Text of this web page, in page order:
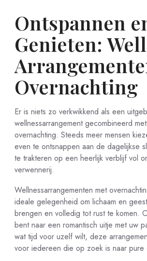
Ontspannen
Genieten:
Overnachting
Er is niets zo verkwikkend als een
wellnessarrangement gecombineerd
overnachting. Steeds meer mensen
even te ontsnappen aan de dagelijkse
te trakteren op een heerlijk verblijf vol
verwennerij.
Wellnessarrangementen met
ideale gelegenheid om lichaam en
brengen en volledig tot rust te komen.
bent naar een romantisch uitje met uw
wat tijd voor uzelf wilt, deze
voor iedereen die op zoek is naar pure